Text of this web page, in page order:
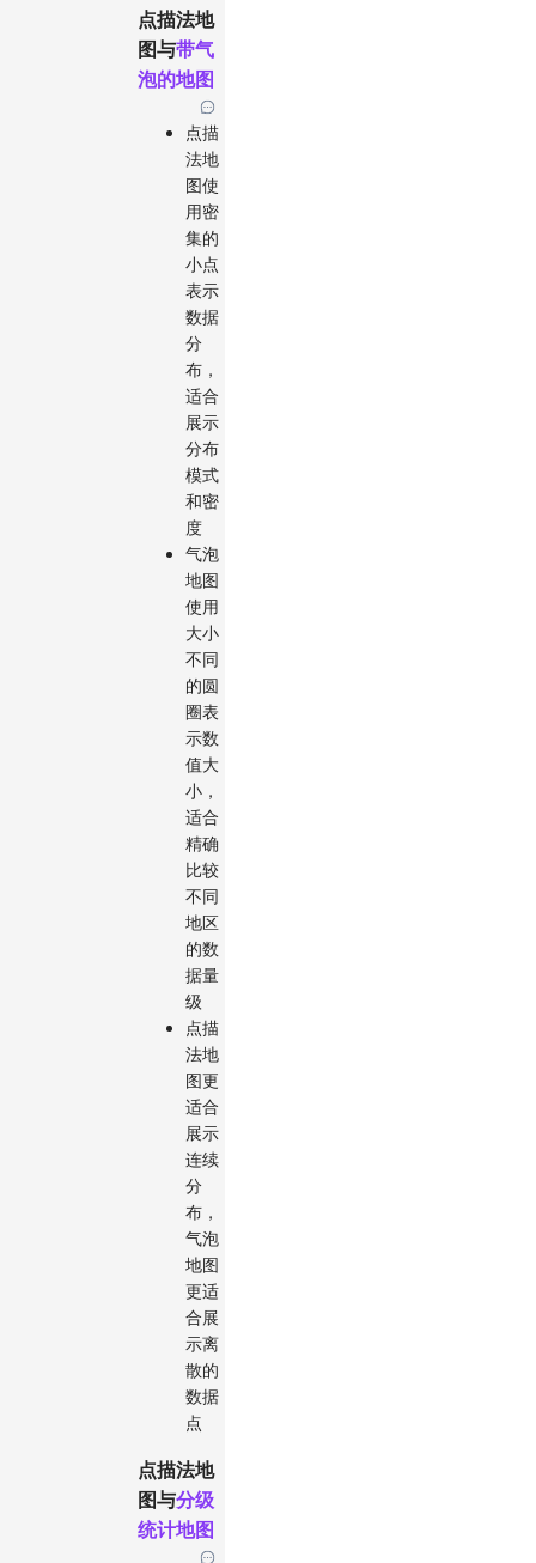
点描法地
图与带气
泡的地图
点描
法地
图使
用密
集的
小点
表示
数据
分
布，
适合
展示
分布
模式
和密
度
气泡
地图
使用
大小
不同
的圆
圈表
示数
值大
小，
适合
精确
比较
不同
地区
的数
据量
级
点描
法地
图更
适合
展示
连续
分
布，
气泡
地图
更适
合展
示离
散的
数据
点
点描法地
图与分级
统计地图